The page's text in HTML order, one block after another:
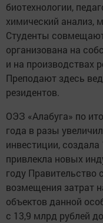
биотехнологии,
химический анализ,
Студенты
организована на
и на производствах
Преподают здесь
резидентов.
ОЭЗ «Алабуга» по
года в разы
инвестиции,
привлекла новых
году
возмещения затрат
объектов данной
с 13,9 млрд рублей